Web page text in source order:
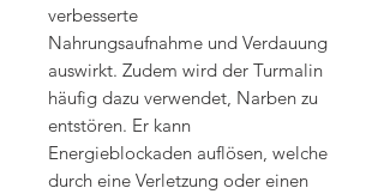
verbesserte
Nahrungsaufnahme und Verdauung
auswirkt. Zudem wird der Turmalin
häufig dazu verwendet, Narben zu
entstören. Er kann
Energieblockaden auflösen, welche
durch eine Verletzung oder einen